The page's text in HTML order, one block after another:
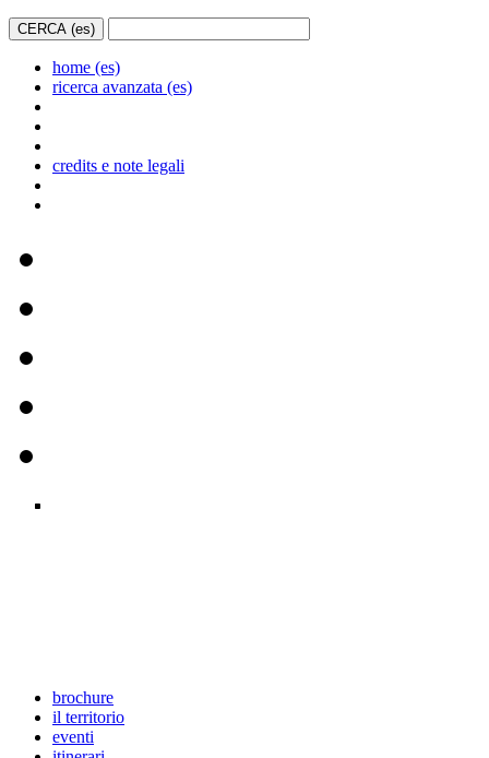
home (es)
ricerca avanzata (es)
credits e note legali
brochure
il territorio
eventi